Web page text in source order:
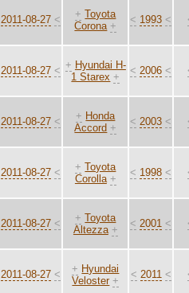
2011-08-27 < + Toyota
Corona +
< 1993 <
2011-08-27 < + Hyundai H-
1 Starex +
< 2006 <
2011-08-27 < + Honda
Accord +
< 2003 <
2011-08-27 < + Toyota
Corolla +
< 1998 <
2011-08-27 < + Toyota
Altezza +
< 2001 <
2011-08-27 < + Hyundai
Veloster +
< 2011 <